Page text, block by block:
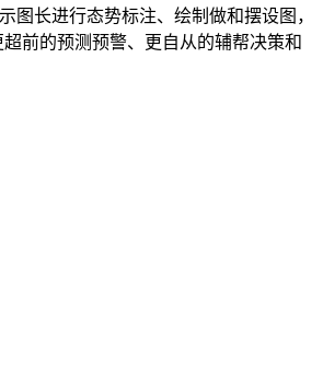
长进行态势标注、绘制做和摆设图，
前的预测预警、更自从的辅帮决策和